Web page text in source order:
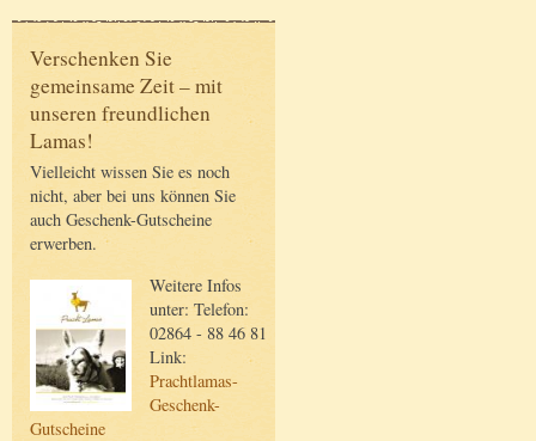
Verschenken Sie
gemeinsame Zeit – mit
unseren freundlichen
Lamas!
Vielleicht wissen Sie es noch
nicht, aber bei uns können Sie
auch Geschenk-Gutscheine
erwerben.
Weitere Infos
unter: Telefon:
02864 - 88 46 81
Link:
Prachtlamas-
Geschenk-
Gutscheine